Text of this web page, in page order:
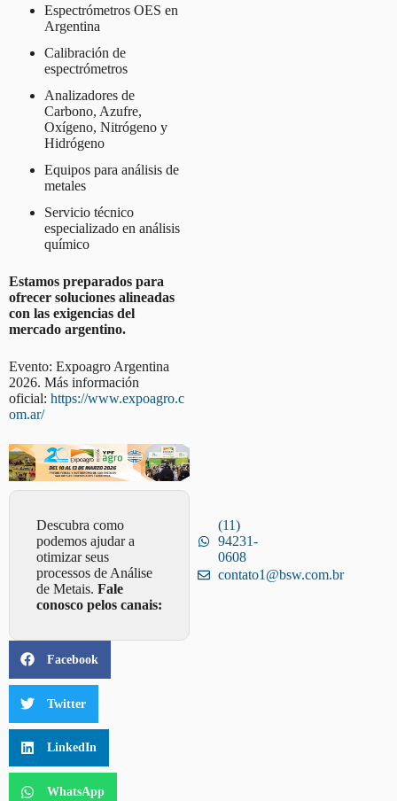
Espectrómetros OES en
Argentina
Calibración de
espectrómetros
Analizadores de
Carbono, Azufre,
Oxígeno, Nitrógeno y
Hidrógeno
Equipos para análisis de
metales
Servicio técnico
especializado en análisis
químico
Estamos preparados para
ofrecer soluciones alineadas
con las exigencias del
mercado argentino.
Evento: Expoagro Argentina
2026. Más información
oficial: https://www.expoagro.c
om.ar/
Descubra como
podemos ajudar a
otimizar seus
processos de Análise
de Metais. Fale
conosco pelos canais:
(11)
94231-
0608
contato1@bsw.com.br
Facebook
Twitter
LinkedIn
WhatsApp